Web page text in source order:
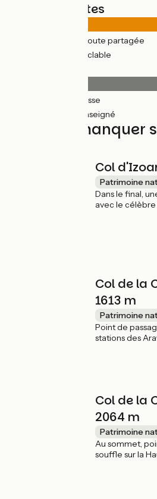
Types de routes
(102%) Route partagée
(1%) Voie cyclable
(102%) Lisse
(1%) Non renseigné
À ne pas manquer
Col
Patrimoine
Dans le final,
avec le
Col de la
1613 m
Patrimoine
Point de
stations des
Col de la
2064 m
Patrimoine
Au sommet,
souffle sur la